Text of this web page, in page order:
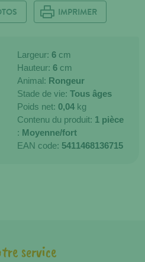
IMPRIMER
Largeur: 6 cm
Hauteur: 6 cm
Animal: Rongeur
Stade de vie: Tous âges
Poids net: 0,04 kg
Contenu du produit: 1 pièce
: Moyenne/fort
EAN code: 5411468136715
service